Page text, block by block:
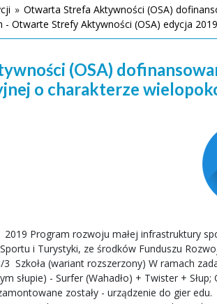
» Otwarta Strefa Aktywności (OSA)
Otwarte Strefy Aktywności (OSA) edycja 2019
(OSA)
o charakterze
2019 Program rozwoju małej infrastruktury
i Turystyki, ze środków Funduszu
 Szkoła (wariant rozszerzony) W ramach
słupie) - Surfer (Wahadło) + Twister + Słup;
zostały - urządzenie do gier edu.